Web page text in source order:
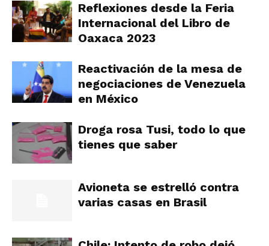
Reflexiones desde la Feria
Internacional del Libro de
Oaxaca 2023
Reactivación de la mesa de
negociaciones de Venezuela
en México
Droga rosa Tusi, todo lo que
tienes que saber
Avioneta se estrelló contra
varias casas en Brasil